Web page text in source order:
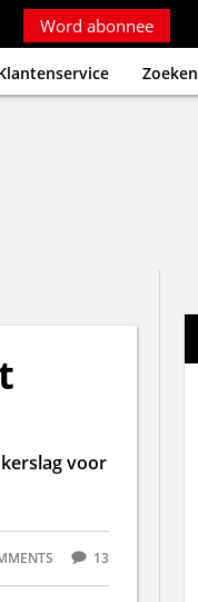
Word abonnee
Zoeken
voor
13